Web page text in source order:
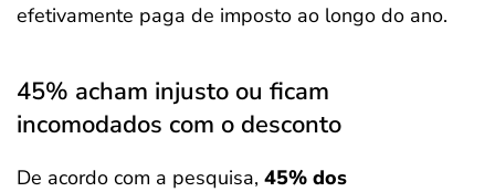
efetivamente paga de imposto ao longo do ano.
45% acham injusto ou ficam
incomodados com o desconto
De acordo com a pesquisa, 45% dos